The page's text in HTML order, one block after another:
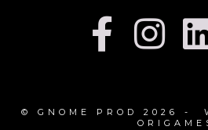
© GNOME PROD 2026 -